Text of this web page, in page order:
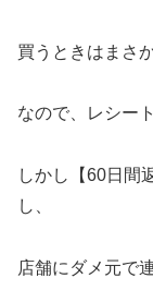
買うときはまさ
なので、レシー
しかし【60日間
し、
店舗にダメ元で